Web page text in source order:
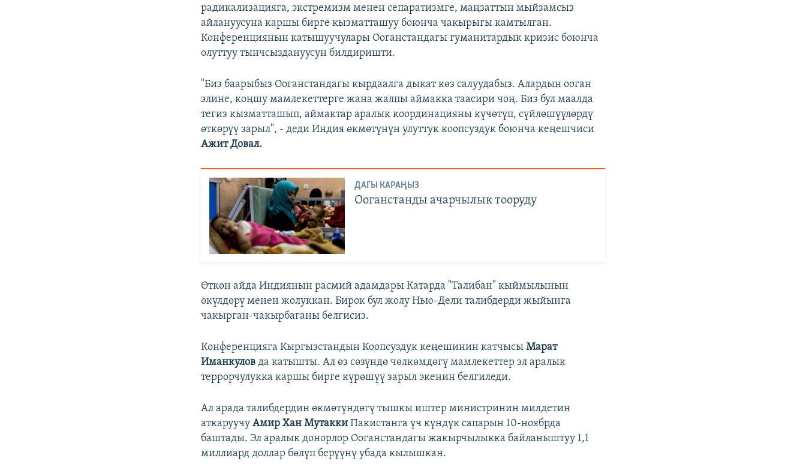
радикализацияга, экстремизм менен сепаратизмге, маңзаттын мыйзамсыз
айлануусуна каршы бирге кызматташуу боюнча чакырыгы камтылган.
Конференциянын катышуучулары Ооганстандагы гуманитардык кризис боюнча
олуттуу тынчсыздануусун билдиришти.
"Биз баарыбыз Ооганстандагы кырдаалга дыкат көз салуудабыз. Алардын ооган
элине, коңшу мамлекеттерге жана жалпы аймакка таасири чоң. Биз бул маалда
тегиз кызматташып, аймактар аралык координацияны күчөтүп, сүйлөшүүлөрдү
өткөрүү зарыл", - деди Индия өкмөтүнүн улуттук коопсуздук боюнча кеңешчиси
Ажит Довал.
ДАГЫ КАРАҢЫЗ
Ооганстанды ачарчылык тооруду
Өткөн айда Индиянын расмий адамдары Катарда "Талибан" кыймылынын
өкүлдөрү менен жолуккан. Бирок бул жолу Нью-Дели талибдерди жыйынга
чакырган-чакырбаганы белгисиз.
Конференцияга Кыргызстандын Коопсуздук кеңешинин катчысы Марат
Иманкулов да катышты. Ал өз сөзүндө чөлкөмдөгү мамлекеттер эл аралык
террорчулукка каршы бирге күрөшүү зарыл экенин белгиледи.
Ал арада талибдердин өкмөтүндөгү тышкы иштер министринин милдетин
аткаруучуАмир Хан МутаккиПакистанга үч күндүк сапарын 10-ноябрда
баштады. Эл аралык донорлор Ооганстандагы жакырчылыкка байланыштуу 1,1
миллиард доллар бөлүп берүүнү убада кылышкан.